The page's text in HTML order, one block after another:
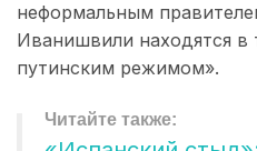
неформальным
Иванишвили находятся в
путинским режимом».